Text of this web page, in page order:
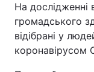
Україна
Економіка
На дослідженні
громадського
відібрані у
коронавірусом